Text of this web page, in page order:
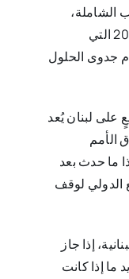
الشاملة،
وذلك استنادًا إلى دروس 1982 و2006 التي
جدوى الحلول
لبنان يُعد
الأمم
ما حدث بعد
1701 المرجع الدولي لوقف
إذا جاز
ما إذا كانت